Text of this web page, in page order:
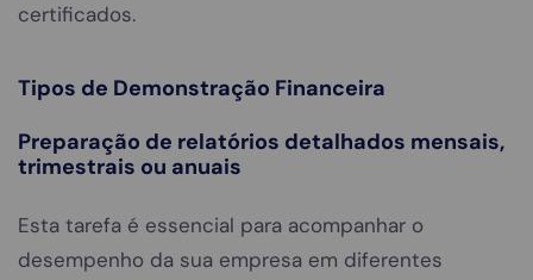
certificados.
Tipos de Demonstração Financeira
Preparação de relatórios detalhados mensais,
trimestrais ou anuais
Esta tarefa é essencial para acompanhar o
desempenho da sua empresa em diferentes